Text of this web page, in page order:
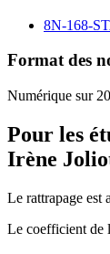
8N-168-
Format des
Numérique sur 20
Pour les
Irène
Le rattrapage est
Le coefficient de